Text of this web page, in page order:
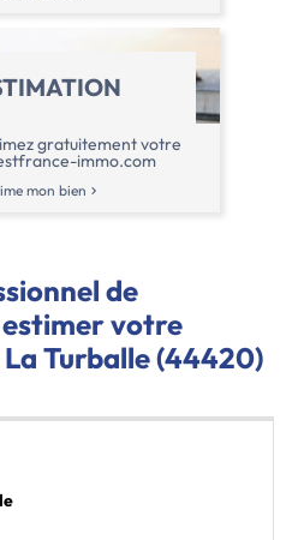
gratuitement votre
immo.com
mon bien
de
votre
Turballe (44420)